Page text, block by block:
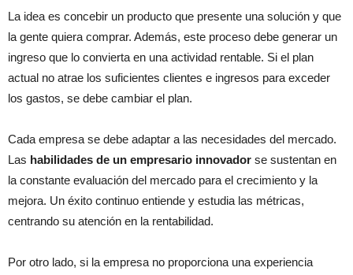
La idea es concebir un producto que presente una solución y que
la gente quiera comprar. Además, este proceso debe generar un
ingreso que lo convierta en una actividad rentable. Si el plan
actual no atrae los suficientes clientes e ingresos para exceder
los gastos, se debe cambiar el plan.
Cada empresa se debe adaptar a las necesidades del mercado.
Las habilidades de un empresario innovador se sustentan en
la constante evaluación del mercado para el crecimiento y la
mejora. Un éxito continuo entiende y estudia las métricas,
centrando su atención en la rentabilidad.
Por otro lado, si la empresa no proporciona una experiencia